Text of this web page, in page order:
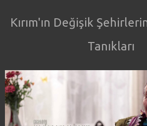
Kırım'ın Değişik
Tanıkları